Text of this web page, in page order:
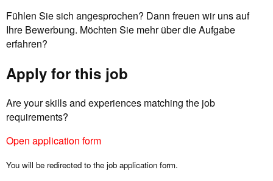
Fühlen Sie sich angesprochen? Dann freuen wir uns auf
Ihre Bewerbung. Möchten Sie mehr über die Aufgabe
erfahren?
Apply for this job
Are your skills and experiences matching the job
requirements?
Open application form
You will be redirected to the job application form.